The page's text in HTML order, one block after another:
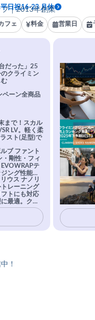
プ｜2013年創業
日祝16-23 月休
フェ 料金 営業日
だった」25
クライミン
む
ペーン全商品
まで！スカル
LV。軽く柔
スト(足型)で
ブ ファント
・剛性・フィ
テ
ング性能を
74はTRAX
ホールドに
ウス ナノリ
レーニング
トにも対応
最適。クラ
るギア。
！